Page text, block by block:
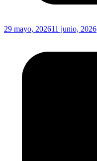
29 mayo, 202611 junio, 2026